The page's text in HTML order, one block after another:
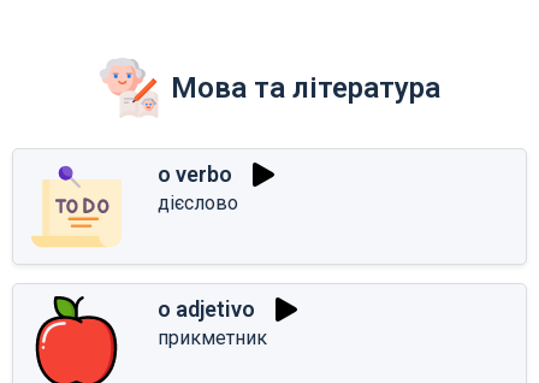
Мова та література
o verbo
дієслово
o adjetivo
прикметник